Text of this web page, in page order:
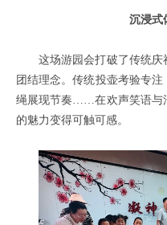
沉浸式
这场游园会打破了传统
团结理念。传统投壶考验专
绳展现节奏……在欢声笑语与
的魅力变得可触可感。